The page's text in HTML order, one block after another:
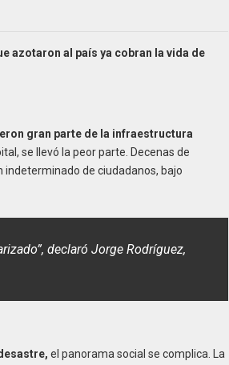
azotaron al país ya cobran la vida de
gran parte de la infraestructura
se llevó la peor parte. Decenas de
indeterminado de ciudadanos, bajo
declaró Jorge Rodríguez,
el panorama social se complica. La